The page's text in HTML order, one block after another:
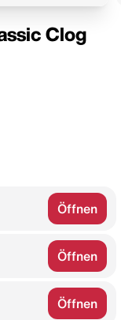
Clog
Öffnen
Öffnen
Öffnen